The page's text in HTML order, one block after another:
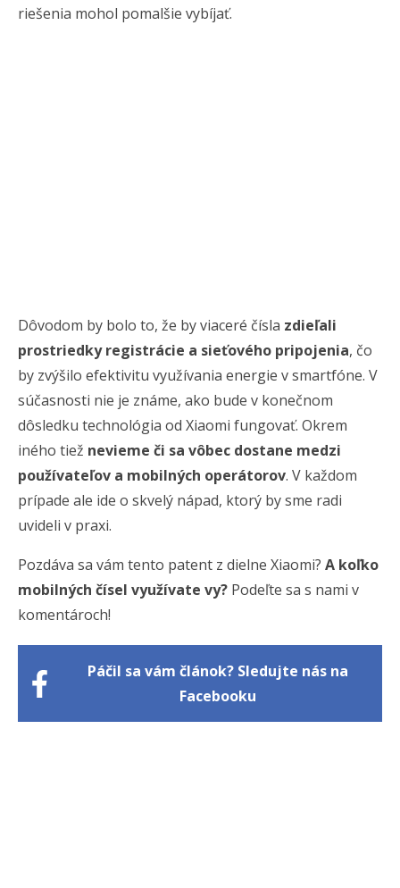
riešenia mohol pomalšie vybíjať.
Dôvodom by bolo to, že by viaceré čísla zdieľali
prostriedky registrácie a sieťového pripojenia, čo
by zvýšilo efektivitu využívania energie v smartfóne. V
súčasnosti nie je známe, ako bude v konečnom
dôsledku technológia od Xiaomi fungovať. Okrem
iného tiež nevieme či sa vôbec dostane medzi
používateľov a mobilných operátorov. V každom
prípade ale ide o skvelý nápad, ktorý by sme radi
uvideli v praxi.
Pozdáva sa vám tento patent z dielne Xiaomi? A koľko
mobilných čísel využívate vy? Podeľte sa s nami v
komentároch!
Páčil sa vám článok? Sledujte nás na
Facebooku